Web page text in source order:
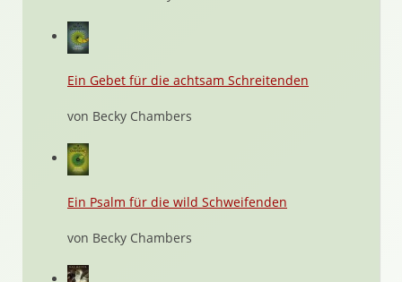
Ein Gebet für die achtsam Schreitenden
von Becky Chambers
Ein Psalm für die wild Schweifenden
von Becky Chambers